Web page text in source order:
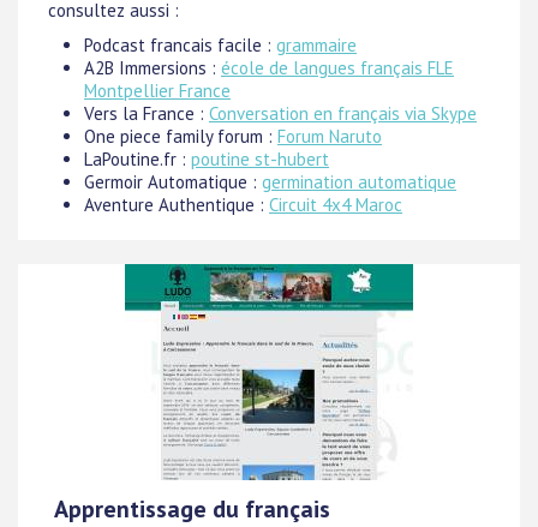
consultez aussi :
Podcast francais facile : grammaire
A2B Immersions : école de langues français FLE
Montpellier France
Vers la France : Conversation en français via Skype
One piece family forum : Forum Naruto
LaPoutine.fr : poutine st-hubert
Germoir Automatique : germination automatique
Aventure Authentique : Circuit 4x4 Maroc
Apprentissage du français